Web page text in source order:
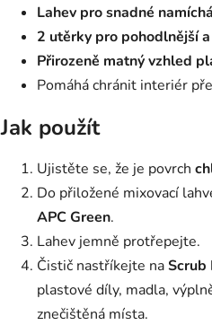
Lahev pro snadné
2 utěrky pro pohodlnější
Přirozeně matný vzhled
Pomáhá chránit interiér
Jak použít
Ujistěte se, že je povrch
Do přiložené mixovací
APC Green.
Lahev jemně protřepejte.
Čistič nastříkejte naScrub
plastové díly, madla,
znečištěná místa.